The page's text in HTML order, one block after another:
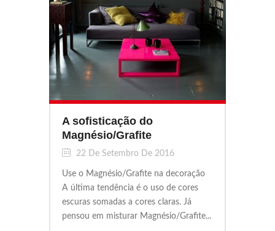
A sofisticação do
Magnésio/Grafite
22 De Setembro De 2016
Use o Magnésio/Grafite na decoração
A última tendência é o uso de cores
escuras somadas a cores claras. Já
pensou em misturar Magnésio/Grafite...